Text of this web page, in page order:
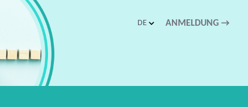
DE ANMELDUNG →